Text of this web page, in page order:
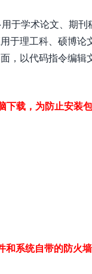
于学术论文、期
于理工科、硕博
，以代码指令编
载，为防止安装
系统自带的防火